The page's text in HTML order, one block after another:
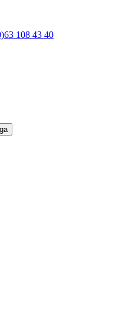
108 43 40